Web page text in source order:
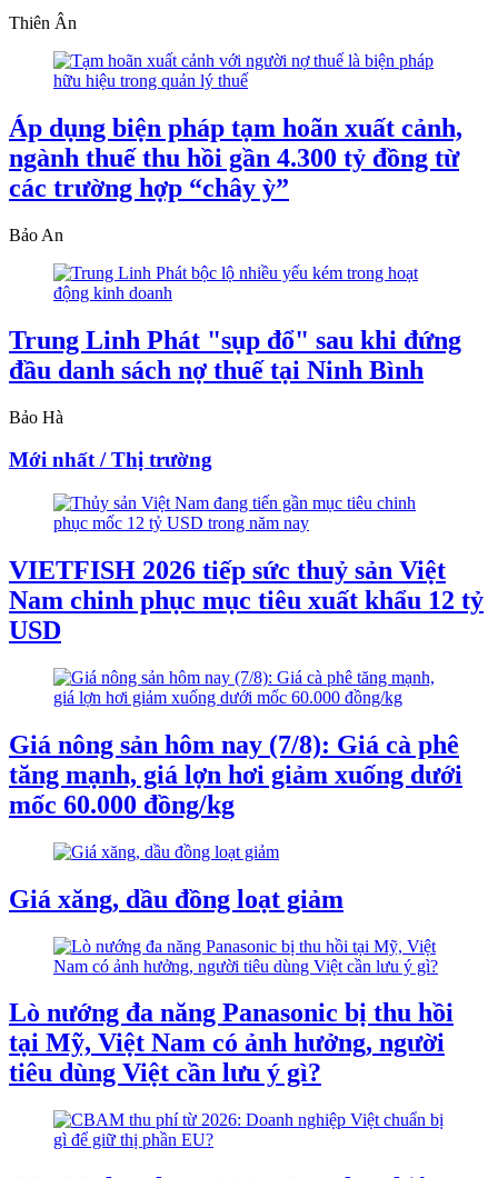
Thiên Ân
Áp dụng biện pháp tạm hoãn xuất cảnh,
ngành thuế thu hồi gần 4.300 tỷ đồng từ
các trường hợp “chây ỳ”
Bảo An
Trung Linh Phát "sụp đổ" sau khi đứng
đầu danh sách nợ thuế tại Ninh Bình
Bảo Hà
Mới nhất / Thị trường
VIETFISH 2026 tiếp sức thuỷ sản Việt
Nam chinh phục mục tiêu xuất khẩu 12 tỷ
USD
Giá nông sản hôm nay (7/8): Giá cà phê
tăng mạnh, giá lợn hơi giảm xuống dưới
mốc 60.000 đồng/kg
Giá xăng, dầu đồng loạt giảm
Lò nướng đa năng Panasonic bị thu hồi
tại Mỹ, Việt Nam có ảnh hưởng, người
tiêu dùng Việt cần lưu ý gì?